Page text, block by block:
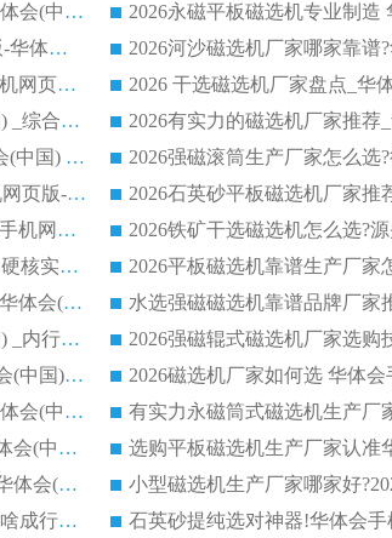
2026山东湿式磁选机生产厂家推荐：华体会手机网页版-华体会(中国) ，深耕磁电领域十余载
2026CTB半逆流水选河沙磁选机哪家好_华体会手机网页版-华体会(中国) _值得信赖
2026 永磁滚筒厂家推荐榜单：技术与实力双驱，华体会手机网页版-华体会(中国) 表现突出
2026 磁选机制造厂家盘点_华体会手机网页版-华体会(中国) _综合实力剖析
2026矿用RCT永磁滚筒优选厂家_华体会手机网页版-华体会(中国) 领衔靠谱品牌盘点
2026全磁滚筒怎么选?靠谱厂家推荐，口碑之选华体会手机网页版-华体会(中国)
2026 磁选机厂家实力排名：技术与实力双轮驱动，华体会手机网页版-华体会(中国) 领跑
辽宁干选磁选机厂家精选|华体会手机网页版-华体会(中国) 硬核实力领跑行业标杆
干式磁选机哪家好?2026源头厂家推荐_华体会手机网页版-华体会(中国) 强磁磁选机生产厂家
2026 湿式磁选机品牌盘点_华体会手机网页版-华体会(中国) _内行认可的靠谱厂家
强磁磁选机厂家实力榜单 TOP3：华体会手机网页版-华体会(中国) 稳居前列
2026甄选磁选机优质厂家推荐：潍坊华体会手机网页版-华体会(中国) ，凭实力稳居行业前列
2026磁选机生产厂家实力榜 TOP1：华体会手机网页版-华体会(中国) 凭什么成为行业喜欢选?
永磁筒式磁选机厂家怎么选?14 年老厂华体会手机网页版-华体会(中国) 凭实力出圈，这 5 大优势太圈粉
锰矿提纯选对设备才赚钱!这家临朐厂家的强磁辊磁选机凭啥成行业标杆?